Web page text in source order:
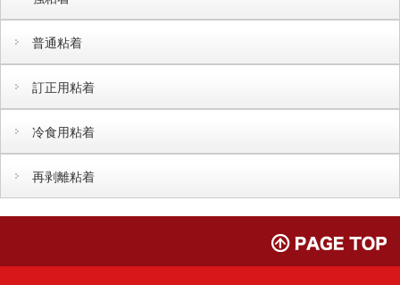
普通粘着
訂正用粘着
冷食用粘着
再剥離粘着